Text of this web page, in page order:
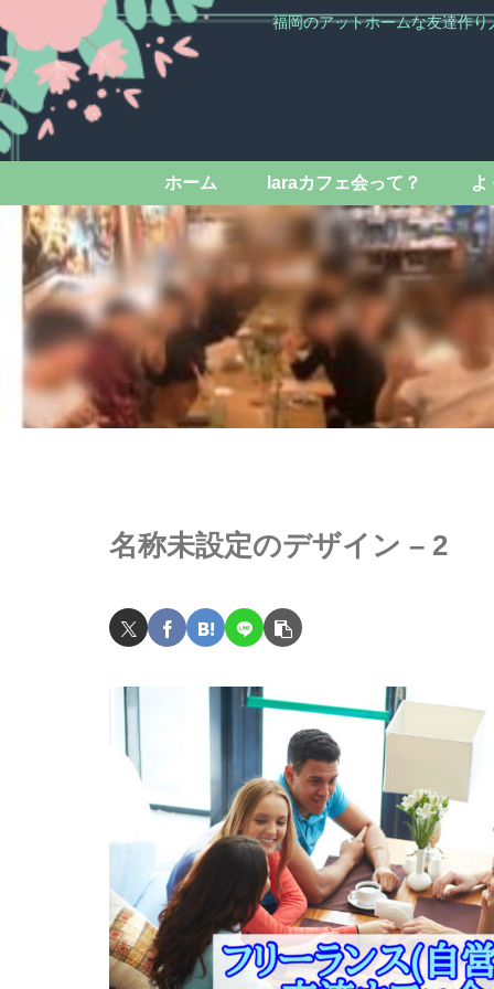
福岡のアットホームな友達作
ホーム laraカフェ会って？ よ
名称未設定のデザイン – 2